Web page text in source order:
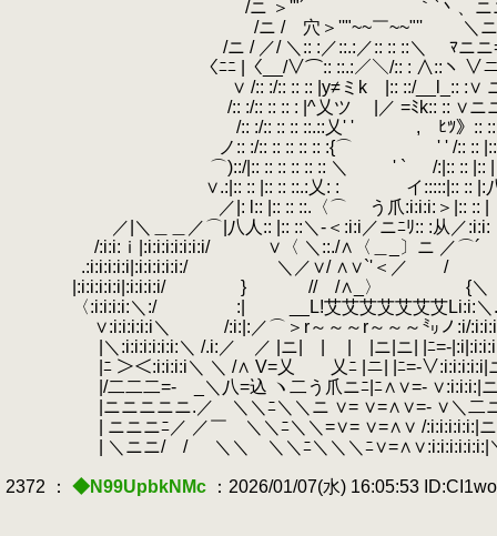
/ニ ＞'"´ ｀`丶、ニニ
/ニ / 穴＞''"~~￣~~"'' ＼ニ
/ニ / ／/ ＼:: :／::.:／:: :: ::＼
〈ﾆﾆ |〈__/∨⌒:: ::.:／＼/:: : ∧::ヽ ∨ニ
∨ /:: :/:: :: :: |y≠ミk |:: ::/__l_:: :∨ ニニﾆ
/:: :/:: :: :: : |^乂ツ |／ =ﾐk:: :: ∨ニニﾆ
/:: :/:: :: :: ::.::乂' ' , ﾋﾂ》:: :: :∨⌒￣ ヽ | | |
ノ:: :/:: :: :: :: :: :{⌒ ' ' /:: :: |::
⌒)::/|:: :: :: :: :: :: ＼ ' ` /:|:: :: |:: | ＼＿
∨.:|:: :: |:: :: ::.:乂: :
イ:::::|:: :: |:
／|: l:: |:: :: ::.〈⌒ う爪:i:i:i:＞|:: :: | ／:i:/
／|＼＿＿／⌒|八人:: |:: ::＼-＜:i:i／ニﾆﾘ:: :从／
/:i:i:ｉ|:i:i:i:i:i:i:i/ ∨〈 ＼::./∧〈＿_〕ニ ／⌒´ ＼
.:i:i:i:i:i|:i:i:i:i:i:/ ＼／∨/ ∧∨`'＜／ / /
|:i:i:i:i:i|:i:i:i:i/ } // /∧_〉 {＼
〈:i:i:i:i:＼:/ :| __L!艾艾艾艾艾艾艾Li:i:＼
∨:i:i:i:i:i＼ /:i:|:／⌒＞r～～～r～～～㍉ノ:i/
|＼:i:i:i:i:i:i:＼ /.i:／ ／ |ニ| | | |ニ|ニ| |ﾆ=-|:i|:i:i:i:i:
|ﾆ ＞＜:i:i:i:i＼ ＼ /∧ V=乂 乂ﾆ |ニ| |ﾆ=-∨:i:i:i:i:i|ニ
|/二二二=- _＼八=込 ヽ二う爪ニﾆ|ﾆ∧∨=- ∨:i:i:i:|ニ
|ニニニニニ.／ ＼＼ﾆ＼＼ニ ∨= ∨=∧∨=- ∨＼二ニ
| ニニニﾆ／ ／￣ ＼＼ﾆ＼＼=∨= ∨=∧∨ /:i:i:i:i:i:|
| ＼ニニ/ / ＼＼ ＼＼ﾆ＼＼＼ﾆ∨=∧∨:i:i:i:i:i:i:|＼ニ
2372 ： ◆N99UpbkNMc ：2026/01/07(水) 16:05:53